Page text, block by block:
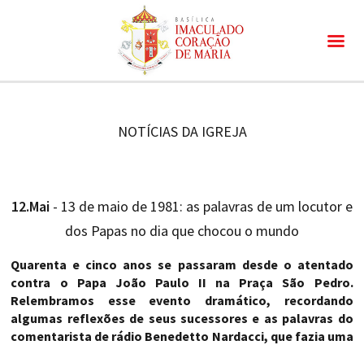
NOTÍCIAS DA IGREJA
12.Mai - 13 de maio de 1981: as palavras de um locutor e
dos Papas no dia que chocou o mundo
Quarenta e cinco anos se passaram desde o atentado
contra o Papa João Paulo II na Praça São Pedro.
Relembramos esse evento dramático, recordando
algumas reflexões de seus sucessores e as palavras do
comentarista de rádio Benedetto Nardacci, que fazia uma